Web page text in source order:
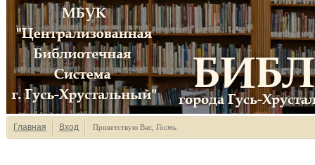
Главная Вход Приветствую Вас Гость